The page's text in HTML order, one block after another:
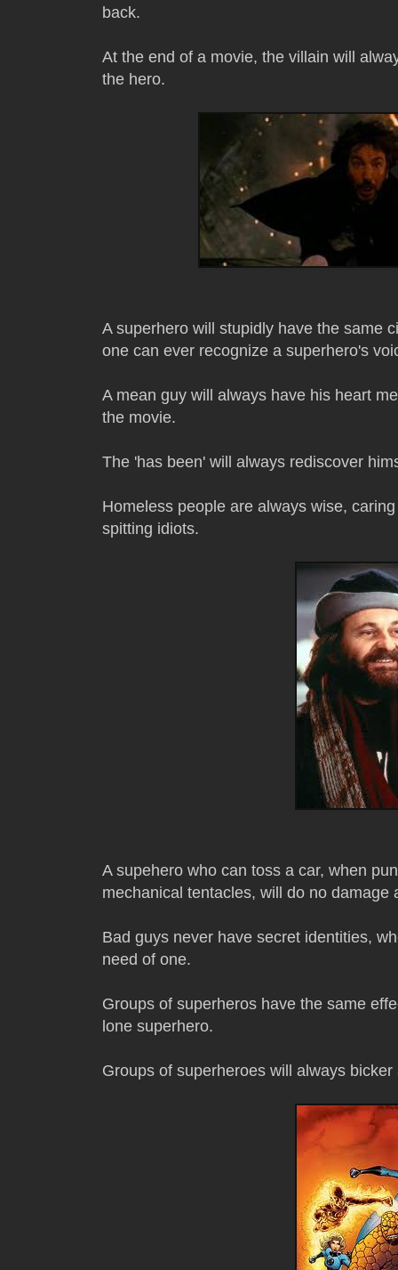
back.
At the end of a movie, the villain will
the hero.
A superhero will stupidly have the same
one can ever recognize a superhero's
A mean guy will always have his heart
the movie.
The 'has been' will always rediscover
Homeless people are always wise,
spitting idiots.
A supehero who can toss a car, when
mechanical tentacles, will do no damage
Bad guys never have secret identities,
need of one.
Groups of superheros have the same
lone superhero.
Groups of superheroes will always bicker